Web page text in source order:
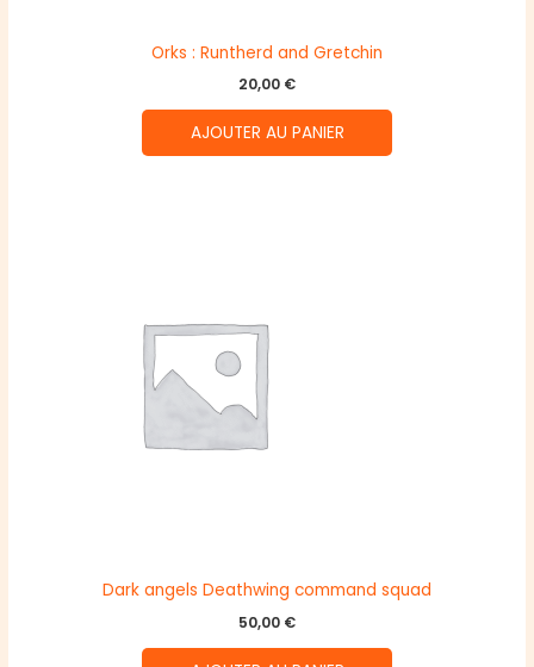
Orks : Runtherd and Gretchin
20,00 €
AJOUTER AU PANIER
Dark angels Deathwing command squad
50,00 €